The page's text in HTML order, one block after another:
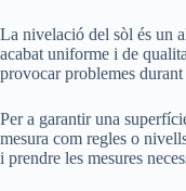
La nivelació del sòl és un
acabat uniforme i de
provocar problemes
Per a garantir una
mesura com regles o
i prendre les mesures